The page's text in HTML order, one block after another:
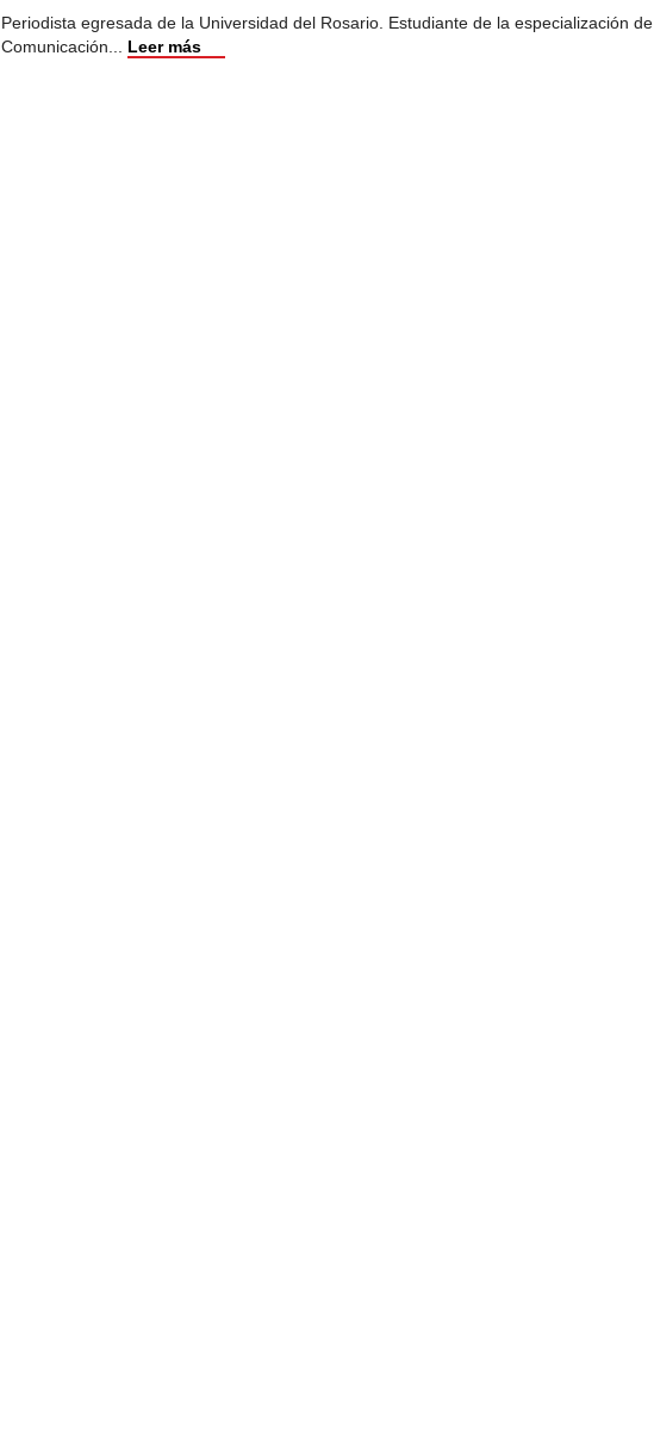
Periodista egresada de la Universidad del Rosario. Estudiante de la especialización de
Comunicación... Leer más